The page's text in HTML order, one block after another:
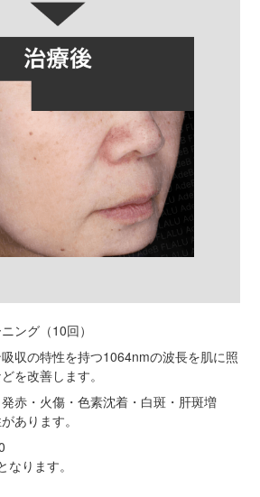
ング（10回）
吸収の特性を持つ1064nmの波長を肌に照
を改善します。
発赤・火傷・色素沈着・白斑・肝斑増
あります。
ります。